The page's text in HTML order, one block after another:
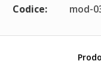
Codice:
mod-